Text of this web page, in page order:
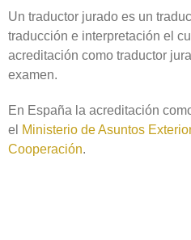
Un traductor jurado es un
traducción e interpretación el
acreditación como traductor
examen.
En España la acreditación
el
Ministerio de Asuntos
Cooperación.